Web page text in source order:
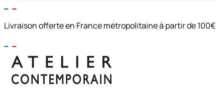
Livraison offerte en France métropolitaine à partir de 100€